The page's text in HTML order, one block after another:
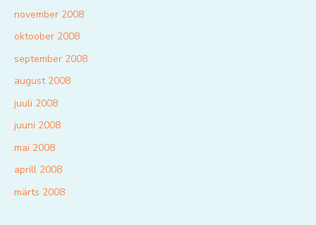
november 2008
oktoober 2008
september 2008
august 2008
juuli 2008
juuni 2008
mai 2008
aprill 2008
märts 2008